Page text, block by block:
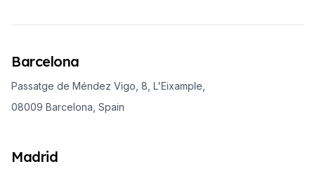
Barcelona
Passatge de Méndez Vigo, 8, L'Eixample,
08009 Barcelona, Spain
Madrid